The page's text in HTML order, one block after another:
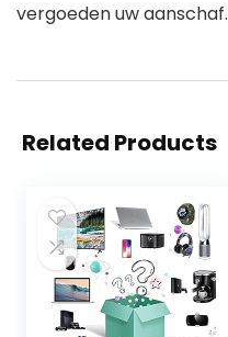
vergoeden uw aanschaf.
Related Products